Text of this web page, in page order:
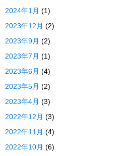
2024年1月 (1)
2023年12月 (2)
2023年9月 (2)
2023年7月 (1)
2023年6月 (4)
2023年5月 (2)
2023年4月 (3)
2022年12月 (3)
2022年11月 (4)
2022年10月 (6)